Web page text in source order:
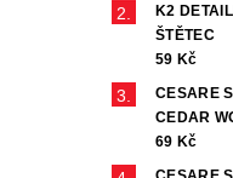
K2
ŠTĚTEC
59 Kč
CESARE
CEDAR
69 Kč